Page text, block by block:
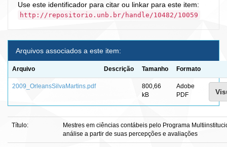
Use este identificador para citar ou linkar para este item:
http://repositorio.unb.br/handle/10482/10059
Arquivos associados a este item:
Arquivo Descrição Tamanho Formato
2009_OrleansSilvaMartins.pdf
800,66
kB
Adobe
PDF
Título:
Mestres em ciências contábeis pelo Programa
análise a partir de suas percepções e avaliações